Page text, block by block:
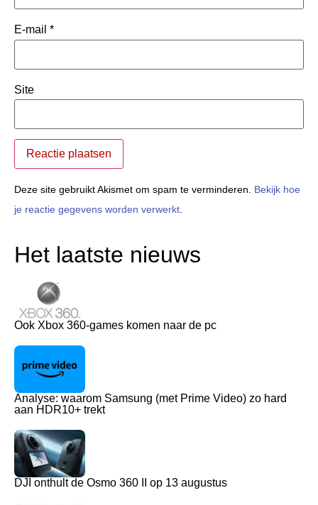
E-mail *
Site
Deze site gebruikt Akismet om spam te verminderen. Bekijk hoe
je reactie gegevens worden verwerkt
Het laatste nieuws
Ook Xbox 360-games komen naar de pc
Analyse: waarom Samsung (met Prime Video) zo hard
aan HDR10+ trekt
DJI onthult de Osmo 360 II op 13 augustus